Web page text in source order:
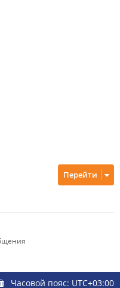
Перейти
Часовой пояс: UTC+03:00